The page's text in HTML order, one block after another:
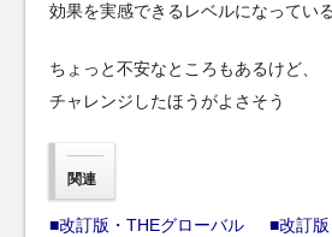
効果を実感できるレベルになっている
ちょっと不安なところもあるけど、
チャレンジしたほうがよさそう
関連
■改訂版・THEグローバル
■改訂